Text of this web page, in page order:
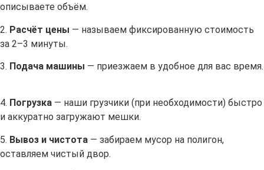
описываете объём.
2. Расчёт цены — называем фиксированную стоимость
за 2–3 минуты.
3. Подача машины — приезжаем в удобное для вас время.
4. Погрузка — наши грузчики (при необходимости) быстро
и аккуратно загружают мешки.
5. Вывоз и чистота — забираем мусор на полигон,
оставляем чистый двор.